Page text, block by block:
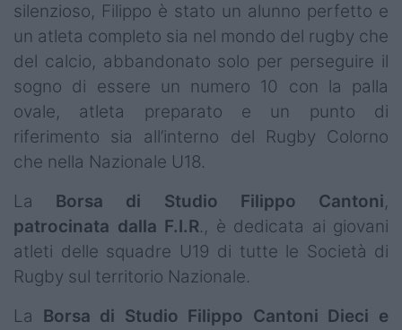
silenzioso, Filippo è stato un alunno perfetto e
un atleta completo sia nel mondo del rugby che
del calcio, abbandonato solo per perseguire il
sogno di essere un numero 10 con la palla
ovale, atleta preparato e un punto di
riferimento sia all’interno del Rugby Colorno
che nella Nazionale U18.
La Borsa di Studio Filippo Cantoni,
patrocinata dalla F.I.R., è dedicata ai giovani
atleti delle squadre U19 di tutte le Società di
Rugby sul territorio Nazionale.
La Borsa di Studio Filippo Cantoni Dieci e